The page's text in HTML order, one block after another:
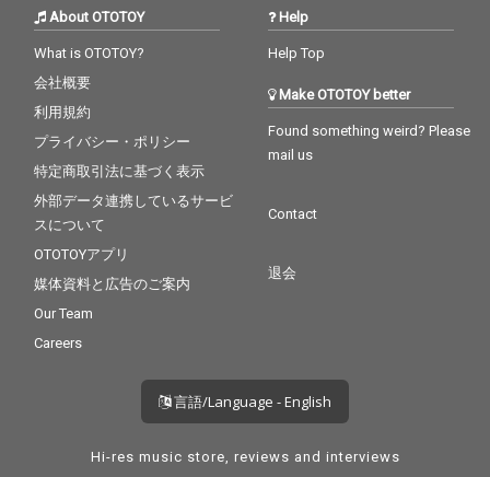
About OTOTOY
What is OTOTOY?
会社概要
利用規約
プライバシー・ポリシー
特定商取引法に基づく表示
外部データ連携しているサービ
スについて
OTOTOYアプリ
媒体資料と広告のご案内
Our Team
Careers
Help
Help Top
Make OTOTOY better
Found something weird? Please
mail us
Contact
退会
言語/Language - English
Hi-res music store, reviews and interviews